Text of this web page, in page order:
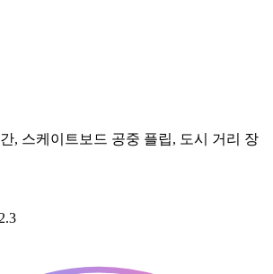
, 스케이트보드 공중 플립, 도시 거리 장